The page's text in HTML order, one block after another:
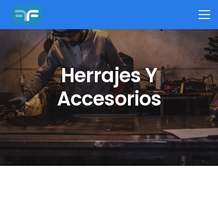
Herrajes Y
Accesorios